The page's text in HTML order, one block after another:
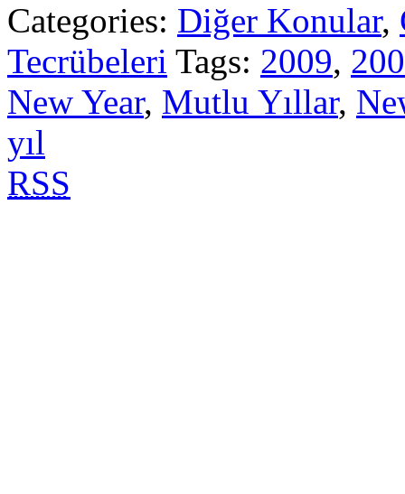
Categories: Diğer Konular,
Tecrübeleri Tags: 2009,
New Year, Mutlu Yıllar,
yıl
RSS